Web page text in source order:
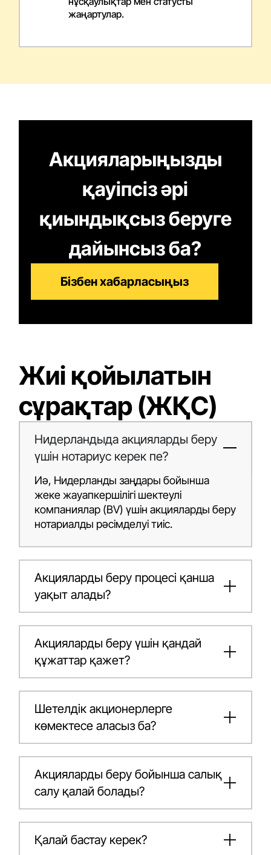
жаңартулар.
Акцияларыңызды
қауіпсіз әрі
қиындықсыз беруге
дайынсыз ба?
Бізбен хабарласыңыз
Жиі қойылатын
сұрақтар (ЖҚС)
Нидерландыда акцияларды беру
үшін нотариус керек пе?
Иә, Нидерланды заңдары бойынша
жеке жауапкершілігі шектеулі
компаниялар (BV) үшін акцияларды беру
нотариалды рәсімделуі тиіс.
Акцияларды беру процесі қанша
уақыт алады?
Акцияларды беру үшін қандай
құжаттар қажет?
Шетелдік акционерлерге
көмектесе аласыз ба?
Акцияларды беру бойынша салық
салу қалай болады?
Қалай бастау керек?